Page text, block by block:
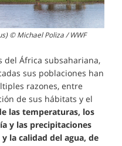
© Michael Poliza / WWF
del África subsahariana,
sus poblaciones han
razones, entre
de sus hábitats y el
las temperaturas, los
y las precipitaciones
la calidad del agua, de